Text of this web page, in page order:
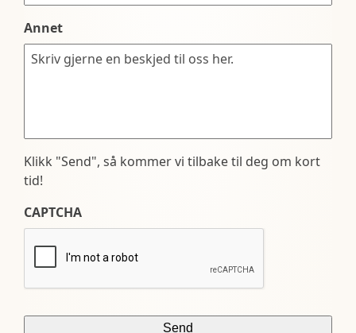
Annet
Klikk "Send", så kommer vi tilbake til deg om kort
tid!
CAPTCHA